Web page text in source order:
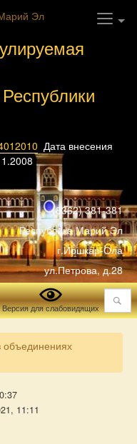
Дата внесения
(8362) 381-381
Республика Марий Эл
г.Йошкар-Ола
ул.Петрова, д.28
Версия для слабовидящих Поиск
объединениях
11:11